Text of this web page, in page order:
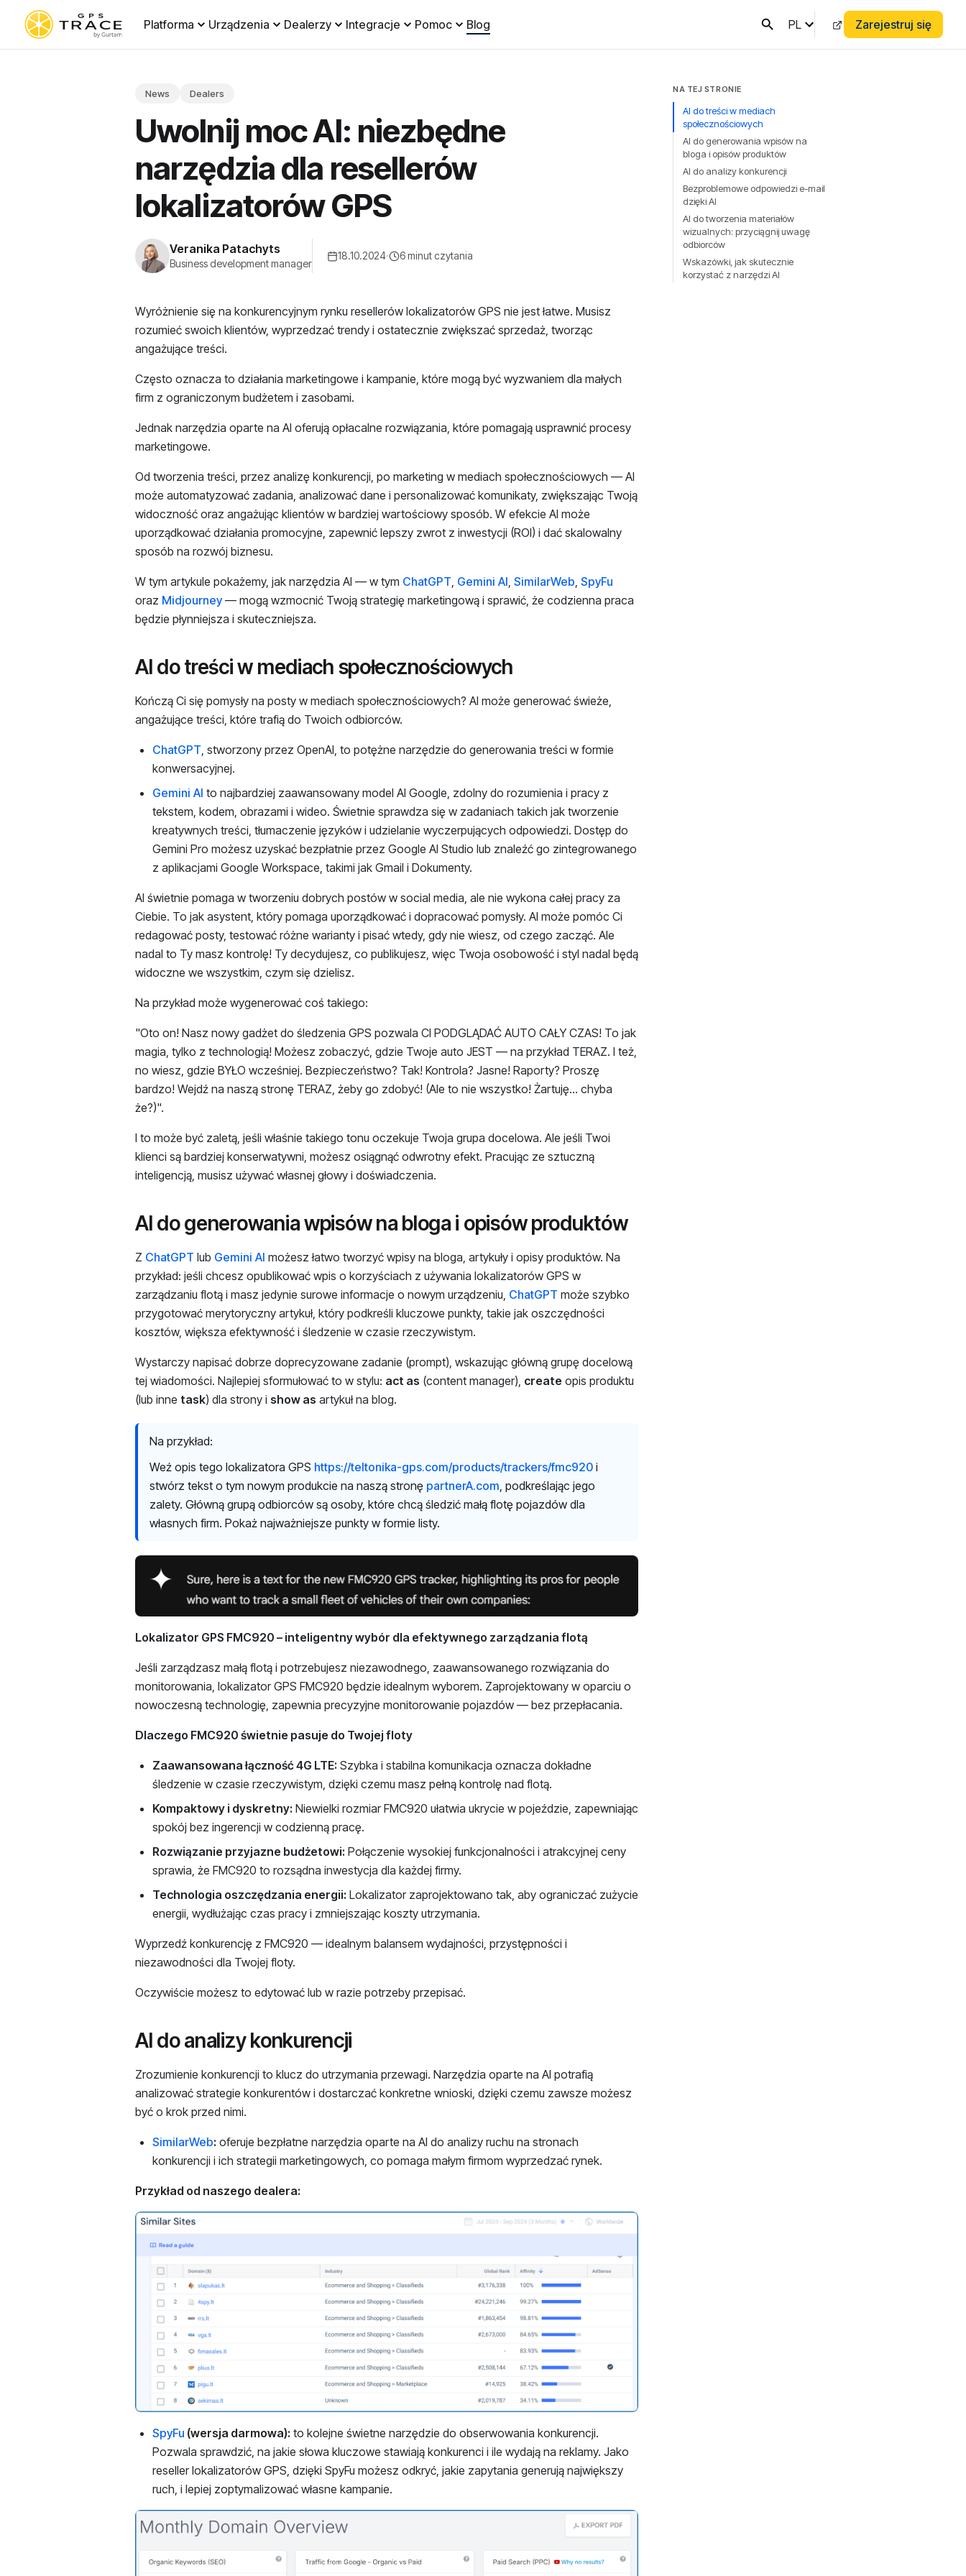
Platforma Urządzenia Dealerzy Integracje Pomoc Blog PL Zarejestruj się
News Dealers
Uwolnij moc AI: niezbędne
narzędzia dla resellerów
lokalizatorów GPS
Veranika Patachyts
Business development manager
18.10.2024· 6 minut czytania
Wyróżnienie się na konkurencyjnym rynku resellerów lokalizatorów GPS nie jest łatwe. Musisz
rozumieć swoich klientów, wyprzedzać trendy i ostatecznie zwiększać sprzedaż, tworząc
angażujące treści.
Często oznacza to działania marketingowe i kampanie, które mogą być wyzwaniem dla małych
firm z ograniczonym budżetem i zasobami.
Jednak narzędzia oparte na AI oferują opłacalne rozwiązania, które pomagają usprawnić procesy
marketingowe.
Od tworzenia treści, przez analizę konkurencji, po marketing w mediach społecznościowych — AI
może automatyzować zadania, analizować dane i personalizować komunikaty, zwiększając Twoją
widoczność oraz angażując klientów w bardziej wartościowy sposób. W efekcie AI może
uporządkować działania promocyjne, zapewnić lepszy zwrot z inwestycji (ROI) i dać skalowalny
sposób na rozwój biznesu.
W tym artykule pokażemy, jak narzędzia AI — w tym ChatGPT, Gemini AI, SimilarWeb, SpyFu
oraz Midjourney— mogą wzmocnić Twoją strategię marketingową i sprawić, że codzienna praca
będzie płynniejsza i skuteczniejsza.
AI do treści w mediach społecznościowych
Kończą Ci się pomysły na posty w mediach społecznościowych? AI może generować świeże,
angażujące treści, które trafią do Twoich odbiorców.
ChatGPT, stworzony przez OpenAI, to potężne narzędzie do generowania treści w formie
konwersacyjnej.
Gemini AI to najbardziej zaawansowany model AI Google, zdolny do rozumienia i pracy z
tekstem, kodem, obrazami i wideo. Świetnie sprawdza się w zadaniach takich jak tworzenie
kreatywnych treści, tłumaczenie języków i udzielanie wyczerpujących odpowiedzi. Dostęp do
Gemini Pro możesz uzyskać bezpłatnie przez Google AI Studio lub znaleźć go zintegrowanego
z aplikacjami Google Workspace, takimi jak Gmail i Dokumenty.
AI świetnie pomaga w tworzeniu dobrych postów w social media, ale nie wykona całej pracy za
Ciebie. To jak asystent, który pomaga uporządkować i dopracować pomysły. AI może pomóc Ci
redagować posty, testować różne warianty i pisać wtedy, gdy nie wiesz, od czego zacząć. Ale
nadal to Ty masz kontrolę! Ty decydujesz, co publikujesz, więc Twoja osobowość i styl nadal będą
widoczne we wszystkim, czym się dzielisz.
Na przykład może wygenerować coś takiego:
"Oto on! Nasz nowy gadżet do śledzenia GPS pozwala CI PODGLĄDAĆ AUTO CAŁY CZAS! To jak
magia, tylko z technologią! Możesz zobaczyć, gdzie Twoje auto JEST — na przykład TERAZ. I też,
no wiesz, gdzie BYŁO wcześniej. Bezpieczeństwo? Tak! Kontrola? Jasne! Raporty? Proszę
bardzo! Wejdź na naszą stronę TERAZ, żeby go zdobyć! (Ale to nie wszystko! Żartuję... chyba
że?)".
I to może być zaletą, jeśli właśnie takiego tonu oczekuje Twoja grupa docelowa. Ale jeśli Twoi
klienci są bardziej konserwatywni, możesz osiągnąć odwrotny efekt. Pracując ze sztuczną
inteligencją, musisz używać własnej głowy i doświadczenia.
AI do generowania wpisów na bloga i opisów produktów
Z ChatGPT lub Gemini AI możesz łatwo tworzyć wpisy na bloga, artykuły i opisy produktów. Na
przykład: jeśli chcesz opublikować wpis o korzyściach z używania lokalizatorów GPS w
zarządzaniu flotą i masz jedynie surowe informacje o nowym urządzeniu, ChatGPT może szybko
przygotować merytoryczny artykuł, który podkreśli kluczowe punkty, takie jak oszczędności
kosztów, większa efektywność i śledzenie w czasie rzeczywistym.
Wystarczy napisać dobrze doprecyzowane zadanie (prompt), wskazując główną grupę docelową
tej wiadomości. Najlepiej sformułować to w stylu: act as (content manager), create opis produktu
(lub inne task) dla strony i show as artykuł na blog.
Na przykład:
Weź opis tego lokalizatora GPS https://teltonika-gps.com/products/trackers/fmc920 i
stwórz tekst o tym nowym produkcie na naszą stronę partnerA.com, podkreślając jego
zalety. Główną grupą odbiorców są osoby, które chcą śledzić małą flotę pojazdów dla
własnych firm. Pokaż najważniejsze punkty w formie listy.
Lokalizator GPS FMC920 – inteligentny wybór dla efektywnego zarządzania flotą
Jeśli zarządzasz małą flotą i potrzebujesz niezawodnego, zaawansowanego rozwiązania do
monitorowania, lokalizator GPS FMC920 będzie idealnym wyborem. Zaprojektowany w oparciu o
nowoczesną technologię, zapewnia precyzyjne monitorowanie pojazdów — bez przepłacania.
Dlaczego FMC920 świetnie pasuje do Twojej floty
Zaawansowana łączność 4G LTE: Szybka i stabilna komunikacja oznacza dokładne
śledzenie w czasie rzeczywistym, dzięki czemu masz pełną kontrolę nad flotą.
Kompaktowy i dyskretny: Niewielki rozmiar FMC920 ułatwia ukrycie w pojeździe, zapewniając
spokój bez ingerencji w codzienną pracę.
Rozwiązanie przyjazne budżetowi: Połączenie wysokiej funkcjonalności i atrakcyjnej ceny
sprawia, że FMC920 to rozsądna inwestycja dla każdej firmy.
Technologia oszczędzania energii: Lokalizator zaprojektowano tak, aby ograniczać zużycie
energii, wydłużając czas pracy i zmniejszając koszty utrzymania.
Wyprzedź konkurencję z FMC920 — idealnym balansem wydajności, przystępności i
niezawodności dla Twojej floty.
Oczywiście możesz to edytować lub w razie potrzeby przepisać.
AI do analizy konkurencji
Zrozumienie konkurencji to klucz do utrzymania przewagi. Narzędzia oparte na AI potrafią
analizować strategie konkurentów i dostarczać konkretne wnioski, dzięki czemu zawsze możesz
być o krok przed nimi.
SimilarWeb: oferuje bezpłatne narzędzia oparte na AI do analizy ruchu na stronach
konkurencji i ich strategii marketingowych, co pomaga małym firmom wyprzedzać rynek.
Przykład od naszego dealera:
SpyFu (wersja darmowa): to kolejne świetne narzędzie do obserwowania konkurencji.
Pozwala sprawdzić, na jakie słowa kluczowe stawiają konkurenci i ile wydają na reklamy. Jako
reseller lokalizatorów GPS, dzięki SpyFu możesz odkryć, jakie zapytania generują największy
ruch, i lepiej zoptymalizować własne kampanie.
NA TEJ STRONIE
AI do treści w mediach
społecznościowych
AI do generowania wpisów na
bloga i opisów produktów
AI do analizy konkurencji
Bezproblemowe odpowiedzi e-mail
dzięki AI
AI do tworzenia materiałów
wizualnych: przyciągnij uwagę
odbiorców
Wskazówki, jak skutecznie
korzystać z narzędzi AI